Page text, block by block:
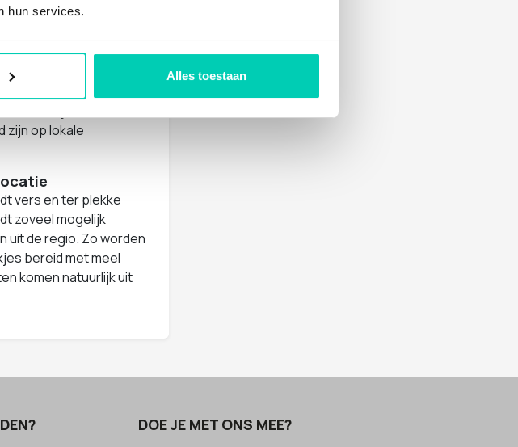
hun services.
Alles toestaan
Maar je kunt er ook
organiseren. Alle
zijn op lokale
vers en ter plekke
zoveel mogelijk
uit de regio. Zo worden
bereid met meel
komen natuurlijk uit
DOE JE MET ONS MEE?